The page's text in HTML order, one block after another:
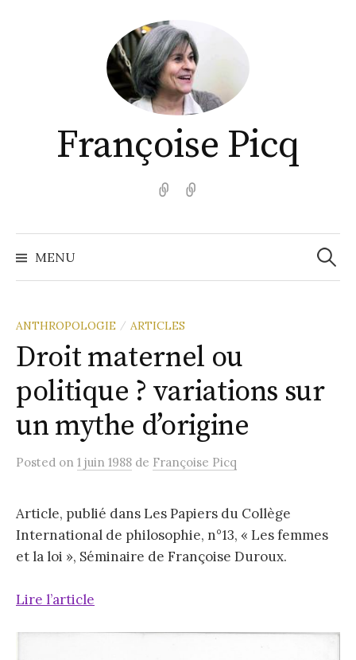
Françoise Picq
English
MENU
ANTHROPOLOGIE / ARTICLES
Droit maternel ou
politique ? variations sur
un mythe d’origine
Posted on 1 juin 1988 de Françoise Picq
Article, publié dans Les Papiers du Collège
International de philosophie, n°13, « Les femmes
et la loi », Séminaire de Françoise Duroux.
Lire l’article